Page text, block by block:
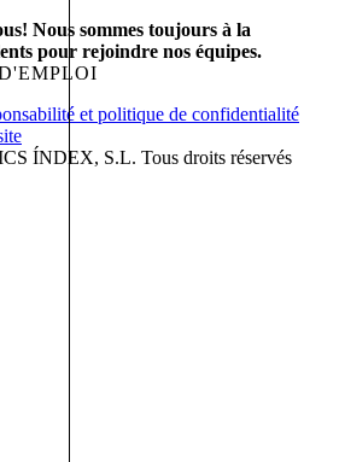
Nous sommes toujours à la
pour rejoindre nos équipes.
et politique de confidentialité
ÍNDEX, S.L. Tous droits réservés